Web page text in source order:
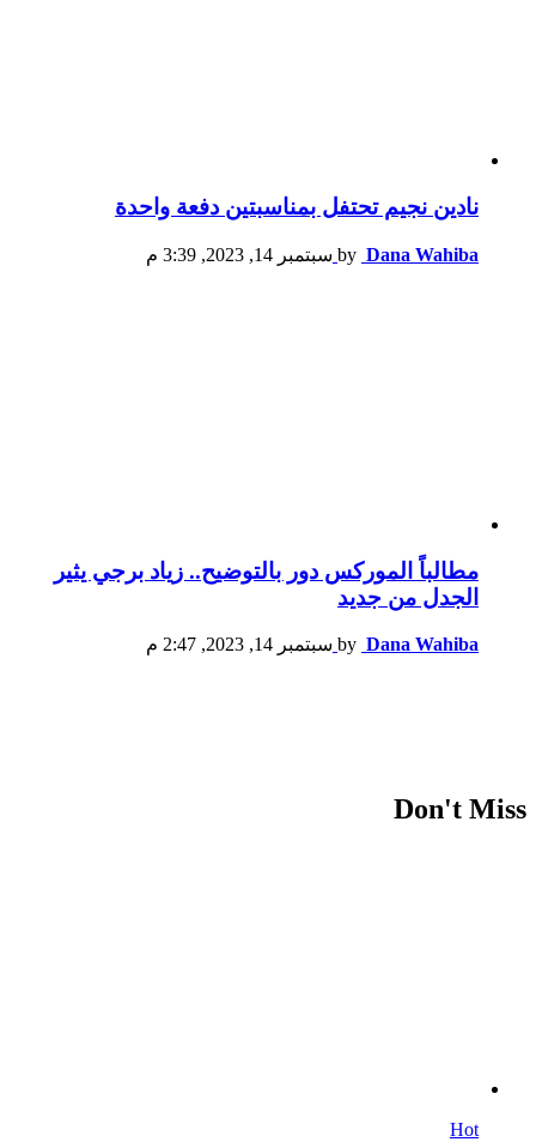
نادين نجيم تحتفل بمناسبتين دفعة واحدة
by Dana Wahiba سبتمبر 14, 2023, 3:39 م
مطالباً الموركس دور بالتوضيح.. زياد برجي يثير
الجدل من جديد
by Dana Wahiba سبتمبر 14, 2023, 2:47 م
Don't Miss
Hot